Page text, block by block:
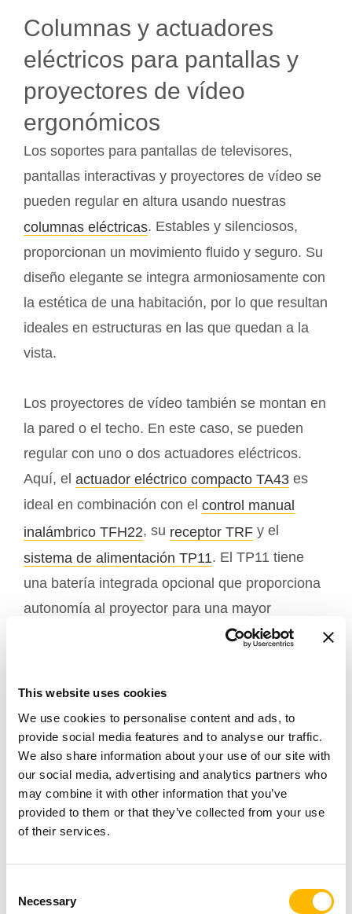
This website uses cookies
We use cookies to personalise content and ads, to
provide social media features and to analyse our traffic.
We also share information about your use of our site with
our social media, advertising and analytics partners who
may combine it with other information that you’ve
provided to them or that they’ve collected from your use
of their services.
Selection
Necessary
Columnas y actuadores
eléctricos para pantallas y
proyectores de vídeo
ergonómicos
Los soportes para pantallas de televisores,
pantallas interactivas y proyectores de vídeo se
pueden regular en altura usando nuestras
columnas eléctricas. Estables y silenciosos,
proporcionan un movimiento fluido y seguro. Su
diseño elegante se integra armoniosamente con
la estética de una habitación, por lo que resultan
ideales en estructuras en las que quedan a la
vista.
Los proyectores de vídeo también se montan en
la pared o el techo. En este caso, se pueden
regular con uno o dos actuadores eléctricos.
Aquí, el actuador eléctrico compacto TA43 es
ideal en combinación con el control manual
inalámbrico TFH22, su receptor TRF y el
sistema de alimentación TP11. El TP11 tiene
una batería integrada opcional que proporciona
autonomía al proyector para una mayor
más preciso. Además, es posible ajustar el
proyector con tres actuadores para satisfacer
cualquier necesidad. Nuestracaja de control
TC15P puede gestionar remotamente todos los
movimientos del actuador usando un puerto
Bluetooth. Además, la TC15P tiene un sensor
contra impactos integrado que protegerá el